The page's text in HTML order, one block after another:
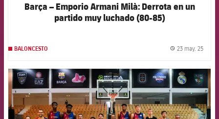
Barça – Emporio Armani Milà: Derrota en un
partido muy luchado (80-85)
BALONCESTO 23 may. 25
FCB Barcelona badge